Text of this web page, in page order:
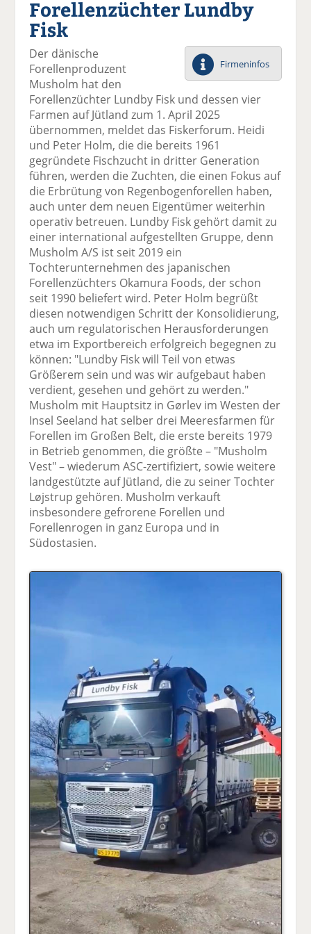
el
a
F
ac
e
b
o
o
k
te
il
e
n
el
t
tt
er
n
el
a
Li
n
k
e
n
il
e
n
el
E
m
ai
l
er
n
d
e
n
ck
e
n
Forellenzüchter Lundby
Fisk
Firmeninfos
Der dänische
Forellenproduzent
Musholm hat den
Forellenzüchter Lundby Fisk und dessen vier
Farmen auf Jütland zum 1. April 2025
übernommen, meldet das Fiskerforum. Heidi
und Peter Holm, die die bereits 1961
gegründete Fischzucht in dritter Generation
führen, werden die Zuchten, die einen Fokus auf
die Erbrütung von Regenbogenforellen haben,
auch unter dem neuen Eigentümer weiterhin
operativ betreuen. Lundby Fisk gehört damit zu
einer international aufgestellten Gruppe, denn
Musholm A/S ist seit 2019 ein
Tochterunternehmen des japanischen
Forellenzüchters Okamura Foods, der schon
seit 1990 beliefert wird. Peter Holm begrüßt
diesen notwendigen Schritt der Konsolidierung,
auch um regulatorischen Herausforderungen
etwa im Exportbereich erfolgreich begegnen zu
können: "Lundby Fisk will Teil von etwas
Größerem sein und was wir aufgebaut haben
verdient, gesehen und gehört zu werden."
Musholm mit Hauptsitz in Gørlev im Westen der
Insel Seeland hat selber drei Meeresfarmen für
Forellen im Großen Belt, die erste bereits 1979
in Betrieb genommen, die größte – "Musholm
Vest" – wiederum ASC-zertifiziert, sowie weitere
landgestützte auf Jütland, die zu seiner Tochter
Løjstrup gehören. Musholm verkauft
insbesondere gefrorene Forellen und
Forellenrogen in ganz Europa und in
Südostasien.